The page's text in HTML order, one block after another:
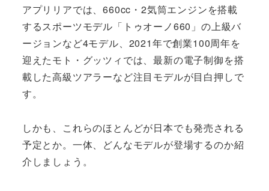
アプリリアでは、660cc・2気筒エンジンを搭載
するスポーツモデル「トゥオーノ660」の上級バ
ージョンなど4モデル、2021年で創業100周年を
迎えたモト・グッツィでは、最新の電子制御を搭
載した高級ツアラーなど注目モデルが目白押しで
す。
しかも、これらのほとんどが日本でも発売される
予定とか。一体、どんなモデルが登場するのか紹
介しましょう。